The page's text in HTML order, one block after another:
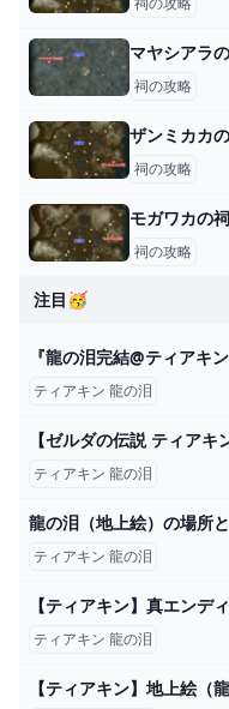
マヤシアラ
祠の攻略
ザンミカカ
祠の攻略
モガワカの
祠の攻略
注目🥳
『龍の泪完結@ティアキン
ティアキン 龍の泪
ティアキン 龍の泪
龍の泪（地上絵）の場所
ティアキン 龍の泪
ティアキン 龍の泪